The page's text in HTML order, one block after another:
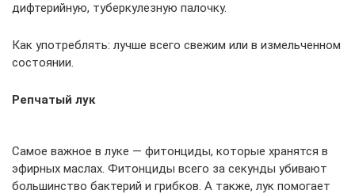
дифтерийную, туберкулезную палочку.
Как употреблять: лучше всего свежим или в измельченном
состоянии.
Репчатый лук
Самое важное в луке — фитонциды, которые хранятся в
эфирных маслах. Фитонциды всего за секунды убивают
большинство бактерий и грибков. А также, лук помогает